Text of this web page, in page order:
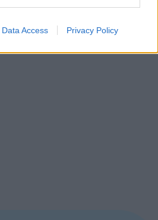
Data Access Privacy Policy